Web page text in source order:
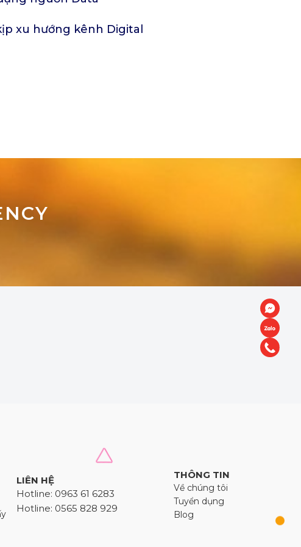
xu hướng kênh Digital
LIÊN HỆ
Hotline: 0963 61 6283
Hotline: 0565 828 929
THÔNG TIN
Về chúng tôi
Tuyển dụng
Blog